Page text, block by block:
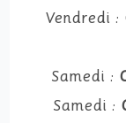
Vendredi :
Samedi :
Samedi :